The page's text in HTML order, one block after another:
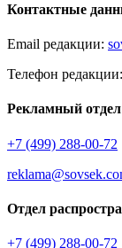
Контактные
Email редакции:
Телефон редакции:
Рекламный
+7 (499) 288-00-72
Отдел
+7 (499) 288-00-72